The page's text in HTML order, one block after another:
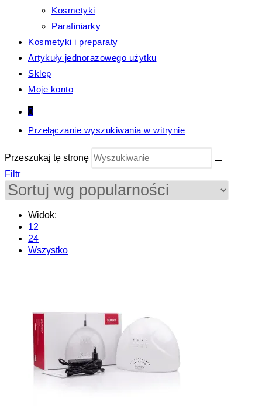
Kosmetyki
Parafiniarky
Kosmetyki i preparaty
Artykuły jednorazowego użytku
Sklep
Moje konto
0
Przełączanie wyszukiwania w witrynie
Przeszukaj tę stronę
Filtr
Widok:
12
24
Wszystko